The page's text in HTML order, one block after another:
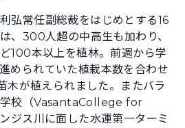
弘常任副総裁をはじめとする16
、300人超の中高生も加わり、
100本以上を植林。前週から学
められていた植栽本数を合わせ
木が植えられました。またバラ
学校（VasantaCollege for
ジス川に面した水運第一ターミ